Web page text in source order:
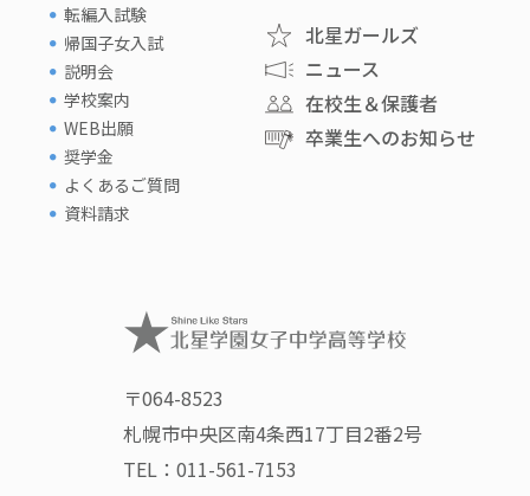
転編入試験
帰国子女入試
説明会
学校案内
WEB出願
奨学金
よくあるご質問
資料請求
北星ガールズ
ニュース
在校生＆保護者
卒業生へのお知らせ
〒064-8523
札幌市中央区南4条西17丁目2番2号
TEL： 011-561-7153